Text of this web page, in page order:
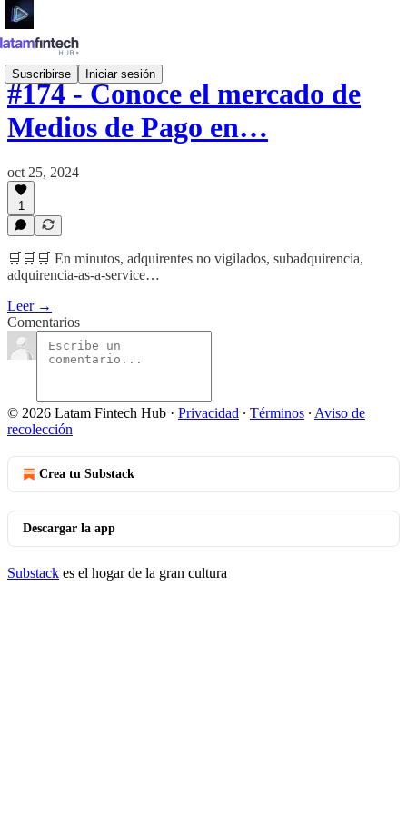
Suscribirse Iniciar sesión
#174 - Conoce el mercado de
Medios de Pago en…
oct 25, 2024
1
🛒🛒🛒 En minutos, adquirentes no vigilados, subadquirencia,
adquirencia-as-a-service…
Leer →
Comentarios
© 2026 Latam Fintech Hub · Privacidad ∙ Términos ∙ Aviso de
recolección
Crea tu Substack
Descargar la app
Substack es el hogar de la gran cultura